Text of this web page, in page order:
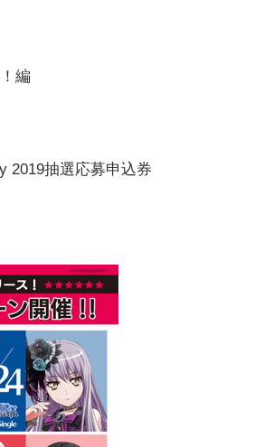
編
2019抽選応募申込券